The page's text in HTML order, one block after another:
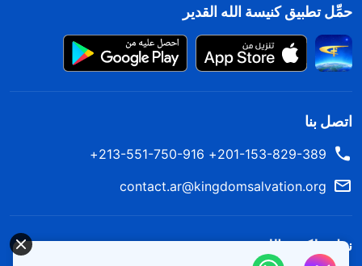
حمِّل تطبيق كنيسة الله القدير
اتصل بنا
201-153-829-389+ 213-551-750-916+
contact.ar@kingdomsalvation.org
نزل ملكوت الله.